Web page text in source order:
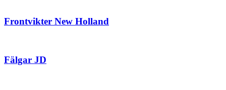
Frontvikter New Holland
Fälgar JD